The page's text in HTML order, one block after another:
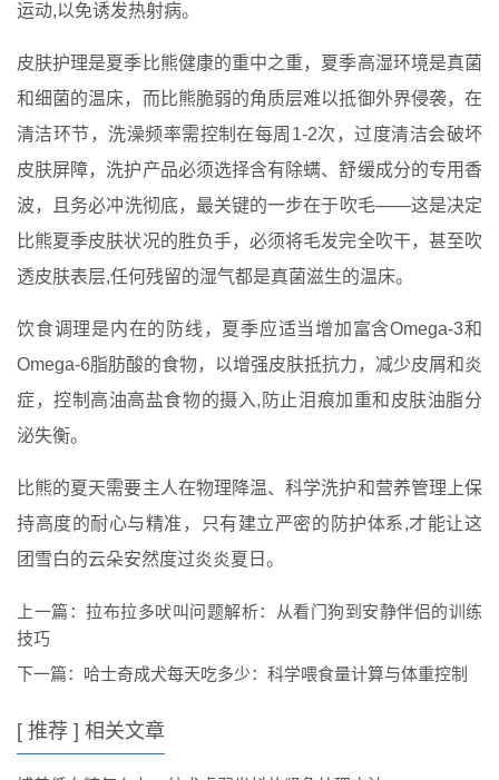
运动,以免诱发热射病。
皮肤护理是夏季比熊健康的重中之重，夏季高湿环境是真菌
和细菌的温床，而比熊脆弱的角质层难以抵御外界侵袭，在
清洁环节，洗澡频率需控制在每周1-2次，过度清洁会破坏
皮肤屏障，洗护产品必须选择含有除螨、舒缓成分的专用香
波，且务必冲洗彻底，最关键的一步在于吹毛——这是决定
比熊夏季皮肤状况的胜负手，必须将毛发完全吹干，甚至吹
透皮肤表层,任何残留的湿气都是真菌滋生的温床。
饮食调理是内在的防线，夏季应适当增加富含Omega-3和
Omega-6脂肪酸的食物，以增强皮肤抵抗力，减少皮屑和炎
症，控制高油高盐食物的摄入,防止泪痕加重和皮肤油脂分
泌失衡。
比熊的夏天需要主人在物理降温、科学洗护和营养管理上保
持高度的耐心与精准，只有建立严密的防护体系,才能让这
团雪白的云朵安然度过炎炎夏日。
上一篇： 拉布拉多吠叫问题解析：从看门狗到安静伴侣的训练
技巧
下一篇： 哈士奇成犬每天吃多少：科学喂食量计算与体重控制
[ 推荐 ] 相关文章